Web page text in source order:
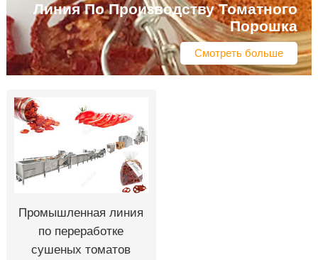
Линия По Производству Томатного
Порошка
Смотреть больше
Промышленная линия
по переработке
сушеных томатов